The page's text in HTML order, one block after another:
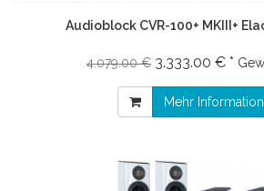
Audioblock CVR-100+ MKIII+
4.079.00 € 3.333.00 € *
Mehr